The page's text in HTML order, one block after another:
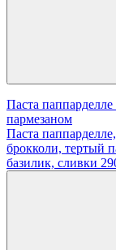
Паста
пармезаном
Паста
брокколи, тертый
базилик, сливки